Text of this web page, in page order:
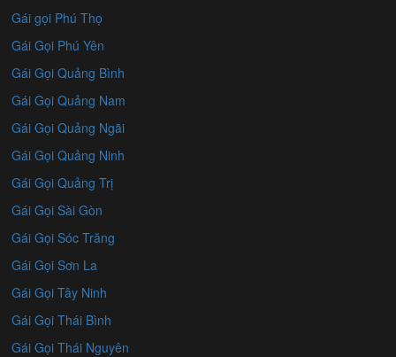
Gái gọi Phú Thọ
Gái Gọi Phú Yên
Gái Gọi Quảng Bình
Gái Gọi Quảng Nam
Gái Gọi Quảng Ngãi
Gái Gọi Quảng Ninh
Gái Gọi Quảng Trị
Gái Gọi Sài Gòn
Gái Gọi Sóc Trăng
Gái Gọi Sơn La
Gái Gọi Tây Ninh
Gái Gọi Thái Bình
Gái Gọi Thái Nguyên